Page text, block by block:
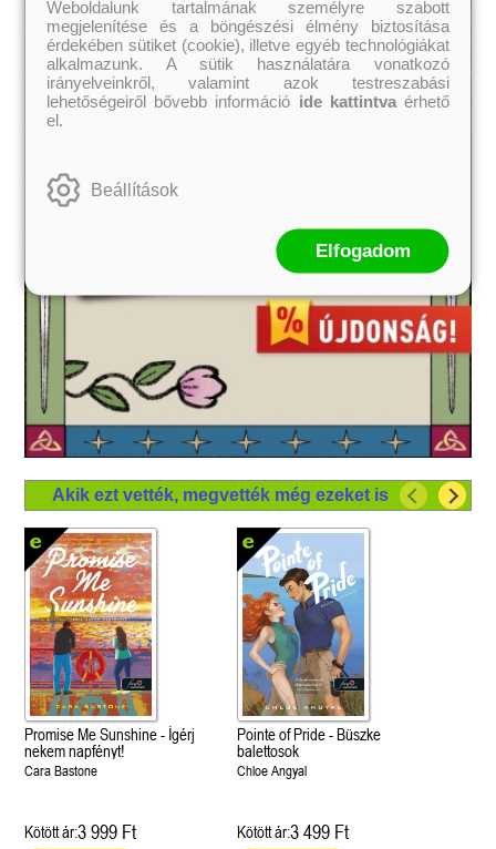
Akik ezt vették, megvették még ezeket is
Promise Me Sunshine - Ígérj
nekem napfényt!
Cara Bastone
Kötött ár:3 999 Ft
Pointe of Pride - Büszke
balettosok
Chloe Angyal
Kötött ár:3 499 Ft
Weboldalunk tartalmának személyre szabott
megjelenítése és a böngészési élmény biztosítása
érdekében sütiket (cookie), illetve egyéb technológiákat
alkalmazunk. A sütik használatára vonatkozó
irányelveinkről, valamint azok testreszabási
lehetőségeiről bővebb információ ide kattintvaérhető
el.
Beállítások
Elfogadom